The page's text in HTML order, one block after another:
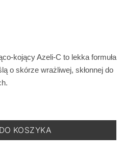
kojący Azeli-C to lekka formuła
o skórze wrażliwej, skłonnej do
C Upcycling lekki krem
KOSZYKA